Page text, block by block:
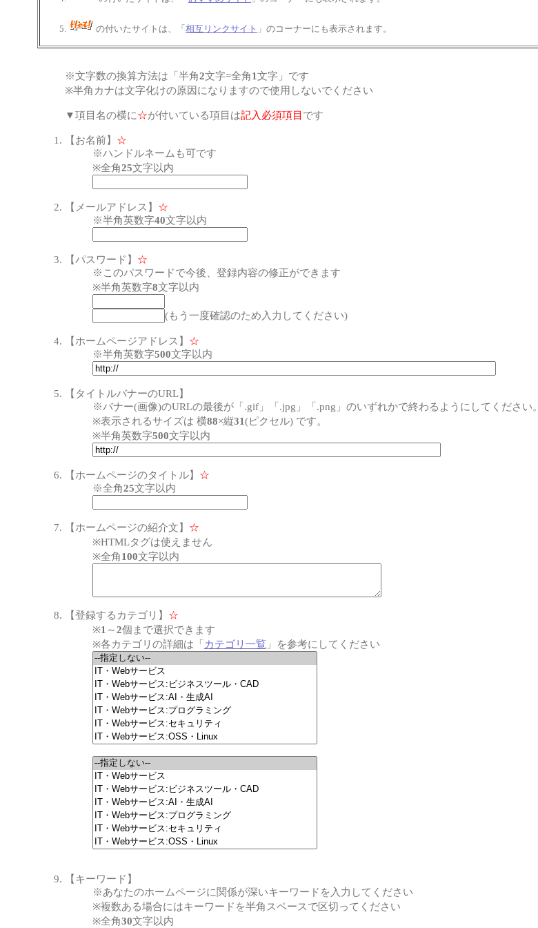
の付いたサイトは、「 相互リンクサイト 」のコーナーにも表示されます。
※文字数の換算方法は「半角2文字=全角1文字」です
※半角カナは文字化けの原因になりますので使用しないでください
▼項目名の横に☆が付いている項目は記入必須項目 です
【お名前】 ☆
※ハンドルネームも可です
※全角25文字以内
【メールアドレス】 ☆
※半角英数字40文字以内
【パスワード】 ☆
※このパスワードで今後、登録内容の修正ができます
※半角英数字8文字以内
(もう一度確認のため入力してください)
【ホームページアドレス】 ☆
※半角英数字500文字以内
【タイトルバナーのURL】
※バナー(画像)のURLの最後が「.gif」「.jpg」「.png」のいずれかで終わるようにしてください。
※表示されるサイズは 横88×縦31(ピクセル) です。
※半角英数字500文字以内
【ホームページのタイトル】 ☆
※全角25文字以内
【ホームページの紹介文】 ☆
※HTMLタグは使えません
※全角100文字以内
【登録するカテゴリ】 ☆
※1 ～2個まで選択できます
※各カテゴリの詳細は「 カテゴリ一覧 」を参考にしてください
【キーワード】
※あなたのホームページに関係が深いキーワードを入力してください
※複数ある場合にはキーワードを半角スペースで区切ってください
※全角30文字以内